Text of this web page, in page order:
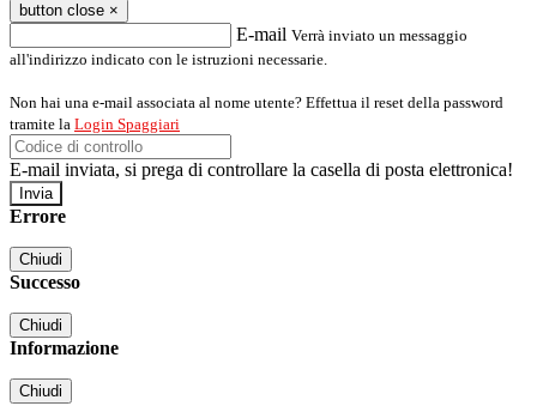
button close ×
E-mail Verrà inviato un messaggio
all'indirizzo indicato con le istruzioni necessarie.
Non hai una e-mail associata al nome utente? Effettua il reset della password
tramite la Login Spaggiari
E-mail inviata, si prega di controllare la casella di posta elettronica!
Errore
Chiudi
Successo
Chiudi
Informazione
Chiudi